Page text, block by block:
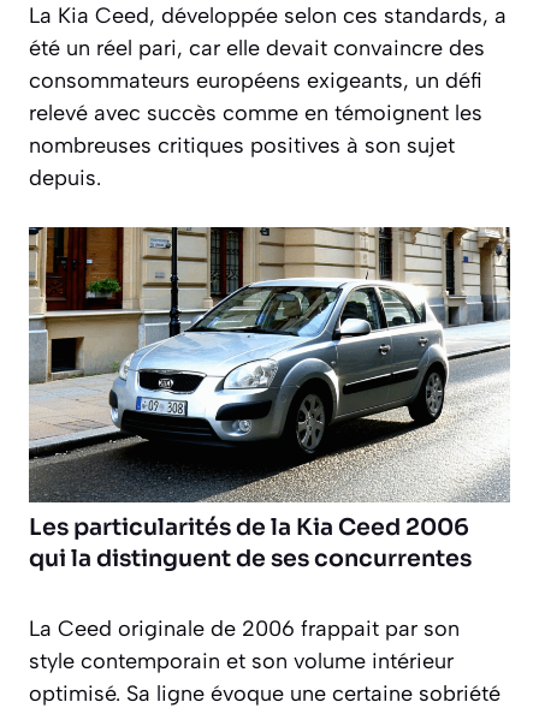
La Kia Ceed, développée selon ces standards, a
été un réel pari, car elle devait convaincre des
consommateurs européens exigeants, un défi
relevé avec succès comme en témoignent les
nombreuses critiques positives à son sujet
depuis.
Les particularités de la Kia Ceed 2006
qui la distinguent de ses concurrentes
La Ceed originale de 2006 frappait par son
style contemporain et son volume intérieur
optimisé. Sa ligne évoque une certaine sobriété